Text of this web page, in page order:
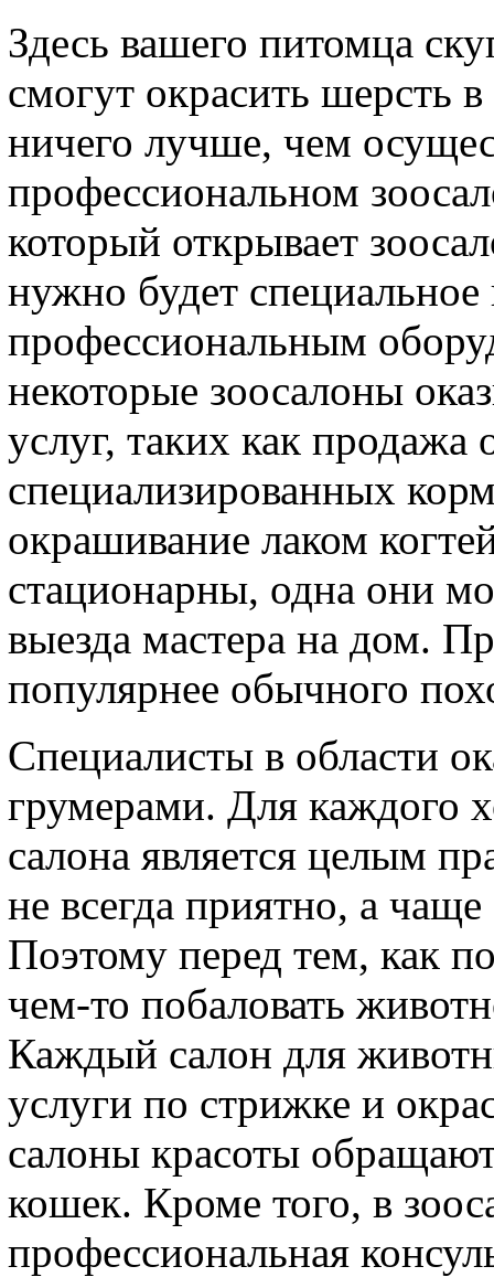
Здесь вашего питомца
смогут окрасить шерсть
ничего лучше, чем
профессиональном
который открывает
нужно будет
профессиональным
некоторые зоосалоны
услуг, таких как
специализированных
окрашивание лаком
стационарны, одна они
выезда мастера на дом.
популярнее обычного
Специалисты в области
грумерами. Для каждого
салона является целым
не всегда приятно, а
Поэтому перед тем, как
чем-то побаловать
Каждый салон для
услуги по стрижке и
салоны красоты
кошек. Кроме того, в
профессиональная